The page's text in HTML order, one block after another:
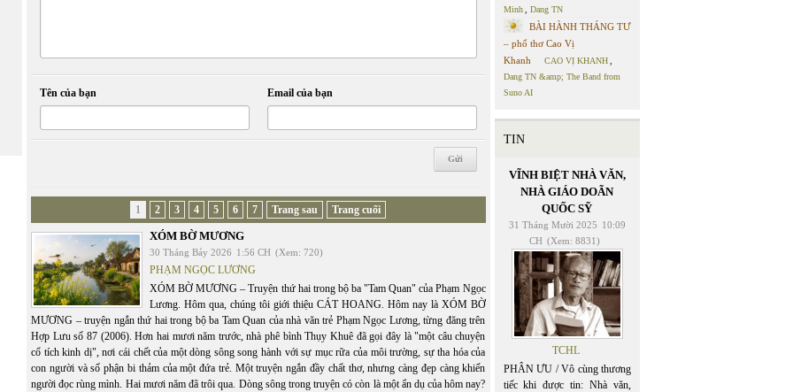
Tên của bạn Email của bạn
1 2 3 4 5 6 7 Trang sau Trang cuối
XÓM BỜ MƯƠNG
30 Tháng Bảy 2026 1:56 CH (Xem: 720)
PHẠM NGỌC LƯƠNG
XÓM BỜ MƯƠNG – Truyện thứ hai trong bộ ba "Tam Quan" của Phạm Ngọc
Lương. Hôm qua, chúng tôi giới thiệu CÁT HOANG. Hôm nay là XÓM BỜ
MƯƠNG – truyện ngắn thứ hai trong bộ ba Tam Quan của nhà văn trẻ Phạm Ngọc Lương, từng đăng trên
Hợp Lưu số 87 (2006). Hơn hai mươi năm trước, nhà phê bình Thụy Khuê đã gọi đây là "một câu chuyện
cổ tích kinh dị", nơi cái chết của một dòng sông song hành với sự mục rữa của môi trường, sự tha hóa của
con người và số phận bi thảm của một đứa trẻ. Một truyện ngắn đầy chất thơ, nhưng càng đẹp càng khiến
người đọc rùng mình. Hai mươi năm đã trôi qua. Dòng sông trong truyện có còn là một ẩn dụ của hôm nay?
Minh
Dang TN
BÀI HÀNH THÁNG TƯ
– phổ thơ Cao Vị
Khanh
CAO VỊ KHANH
Dang TN &amp; The Band from
Suno AI
TIN
VĨNH BIỆT NHÀ VĂN,
NHÀ GIÁO DOÃN
QUỐC SỸ
31 Tháng Mười 2025 10:09
CH (Xem: 8831)
TCHL
PHÂN ƯU / Vô cùng thương
tiếc khi được tin: Nhà văn,